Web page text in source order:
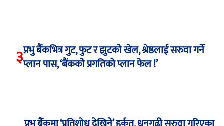
३प्रभु बैंकभित्र गुट, फुट र झुटको खेल, श्रेष्ठलाई सरुवा गर्ने
प्लान पास, ‘बैंकको प्रगतिको प्लान फेल !’